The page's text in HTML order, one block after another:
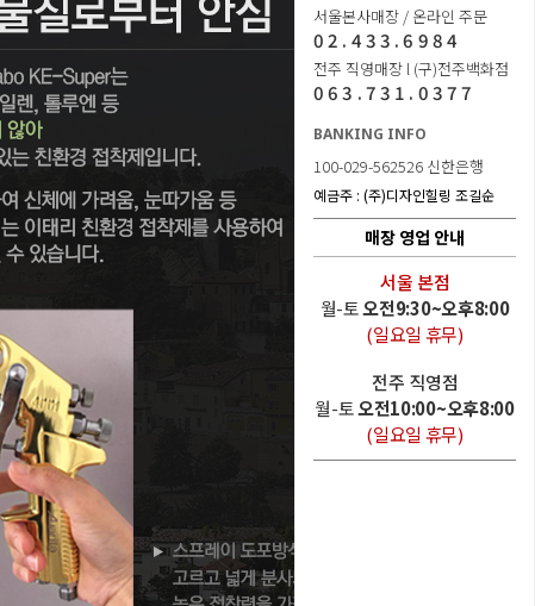
서울본사매장 / 온라인 주문
02.433.6984
전주 직영매장 l (구)전주백화점
063.731.0377
BANKING INFO
100-029-562526 신한은행
예금주 : (주)디자인힐링 조길순
매장 영업 안내
서울 본점
월-토오전9:30~오후8:00
(일요일 휴무)
전주 직영점
월-토오전10:00~오후8:00
(일요일 휴무)